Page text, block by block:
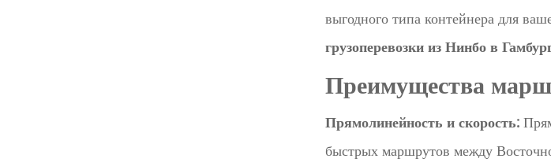
выгодного типа контейнера для
грузоперевозки из Нинбо в
Преимущества
Прямолинейность и скорость:
быстрых маршрутов между